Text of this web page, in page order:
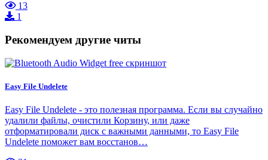
13
1
Рекомендуем другие читы
Easy File Undelete
Easy File Undelete - это полезная программа. Если вы случайно
удалили файлы, очистили Корзину, или даже
отформатировали диск с важными данными, то Easy File
Undelete поможет вам восстанов…